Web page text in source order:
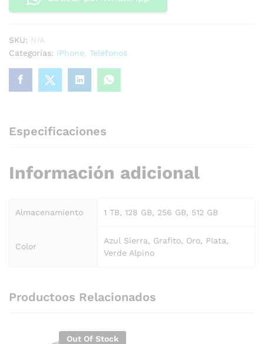
SKU: N/A
Categorías: iPhone, Teléfonos
Especificaciones
Información adicional
Almacenamiento 1 TB, 128 GB, 256 GB, 512 GB
Color
Azul Sierra, Grafito, Oro, Plata,
Verde Alpino
Productoos Relacionados
Out Of Stock